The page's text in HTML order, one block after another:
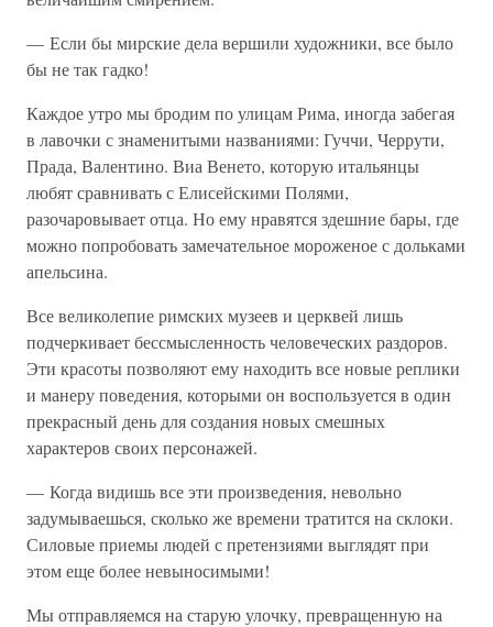
— Если бы мирские дела вершили художники, все было
бы не так гадко!
Каждое утро мы бродим по улицам Рима, иногда забегая
в лавочки с знаменитыми названиями: Гуччи, Черрути,
Прада, Валентино. Виа Венето, которую итальянцы
любят сравнивать с Елисейскими Полями,
разочаровывает отца. Но ему нравятся здешние бары, где
можно попробовать замечательное мороженое с дольками
апельсина.
Все великолепие римских музеев и церквей лишь
подчеркивает бессмысленность человеческих раздоров.
Эти красоты позволяют ему находить все новые реплики
и манеру поведения, которыми он воспользуется в один
прекрасный день для создания новых смешных
характеров своих персонажей.
— Когда видишь все эти произведения, невольно
задумываешься, сколько же времени тратится на склоки.
Силовые приемы людей с претензиями выглядят при
этом еще более невыносимыми!
Мы отправляемся на старую улочку, превращенную на